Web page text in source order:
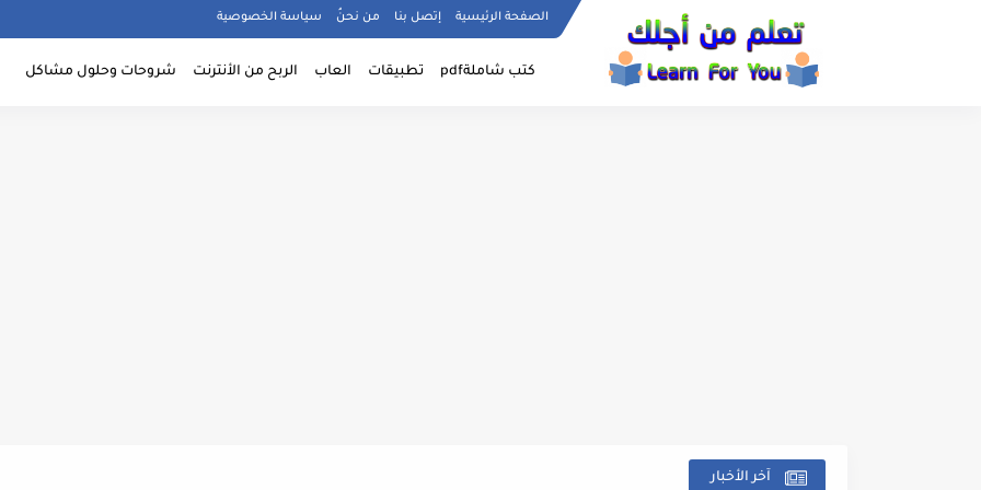
الصفحة الرئيسية إتصل بنا من نحنُ سياسة الخصوصية
كتب شاملةpdf تطبيقات العاب الربح من الأنترنت شروحات وحلول مشاكل
آخر الأخبار